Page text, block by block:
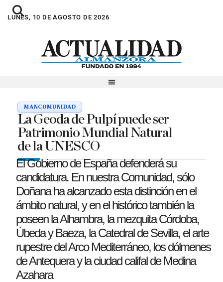
LUNES, 10 DE AGOSTO DE 2026
MANCOMUNIDAD
La Geoda de Pulpí puede ser
Patrimonio Mundial Natural
de la UNESCO
El Gobierno de España defenderá su
candidatura. En nuestra Comunidad, sólo
Doñana ha alcanzado esta distinción en el
ámbito natural, y en el histórico también la
poseen la Alhambra, la mezquita Córdoba,
Úbeda y Baeza, la Catedral de Sevilla, el arte
rupestre del Arco Mediterráneo, los dólmenes
de Antequera y la ciudad califal de Medina
Azahara